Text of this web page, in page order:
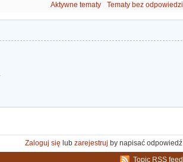
Aktywne tematy Tematy bez odpowiedzi
Zaloguj się lub zarejestruj by napisać odpowiedź
Topic RSS feed